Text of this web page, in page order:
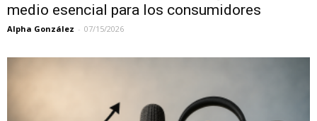
medio esencial para los consumidores
Alpha González - 07/15/2026